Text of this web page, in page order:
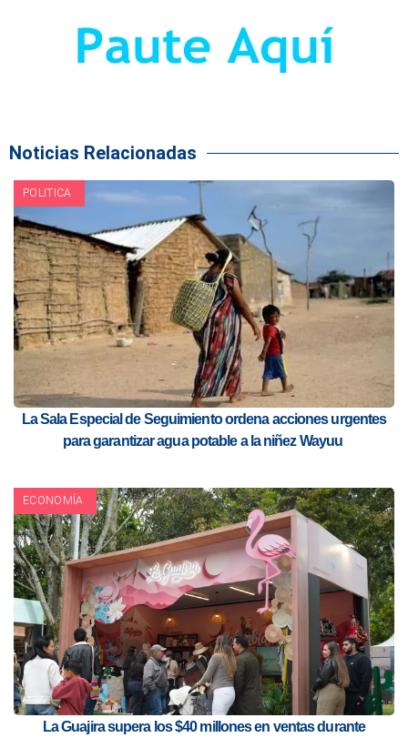
Noticias Relacionadas
POLITICA
La Sala Especial de Seguimiento ordena acciones urgentes
para garantizar agua potable a la niñez Wayuu
ECONOMÍA
La Guajira supera los $40 millones en ventas durante